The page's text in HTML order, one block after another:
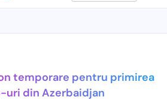
temporare pentru primirea
uri din Azerbaidjan